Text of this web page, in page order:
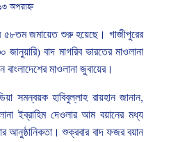
অপরাহ্ন
৫৮তম জমায়েত শুরু হয়েছে। গাজীপুরের
জানুয়ারি)বাদ মাগরিব ভারতের মাওলানা
বাংলাদেশের মাওলানা জুবায়ের।
সমন্বয়ক হাবিবুল্লাহ রায়হান জানান,
ইব্রাহিম দেওলার আম বয়ানের মধ্য
আনুষ্ঠানিকতা। শুক্রবার বাদ ফজর বয়ান